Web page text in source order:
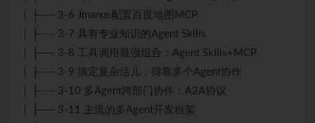
│ ├── 3-6 Jmanus配置百度地图MCP
│ ├── 3-7 具有专业知识的Agent Skills
│ ├── 3-8 工具调用最强组合：Agent Skills+MCP
│ ├── 3-9 搞定复杂活儿，得靠多个Agent协作
│ ├── 3-10 多Agent跨部门协作：A2A协议
│ ├── 3-11 主流的多Agent开发框架